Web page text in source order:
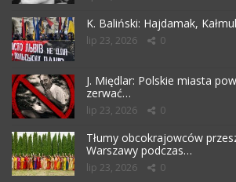
K. Baliński: Hajdamak,
lip 23, 2026 0
J. Międlar: Polskie miasta
zerwać…
lip 23, 2026 0
Tłumy obcokrajowców
Warszawy podczas…
lip 23, 2026 0